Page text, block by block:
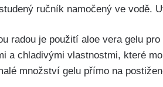
ručník namočený ve vodě.
radou je použití aloe vera gelu
a chladivými vlastnostmi, které
množství gelu přímo na